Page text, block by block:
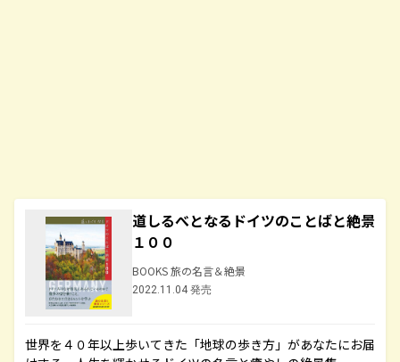
道しるべとなるドイツのことばと絶景
１００
BOOKS 旅の名言＆絶景
2022.11.04 発売
世界を４０年以上歩いてきた「地球の歩き方」があなたにお届